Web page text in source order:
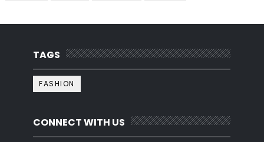
TAGS
FASHION
CONNECT WITH US